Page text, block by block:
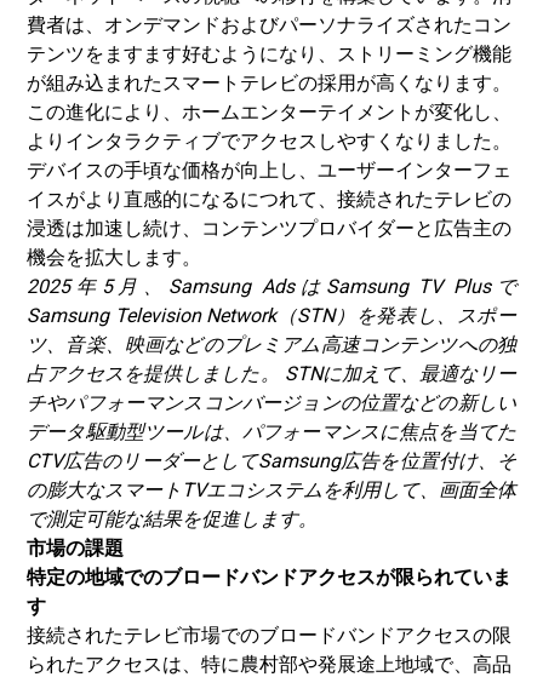
費者は、オンデマンドおよびパーソナライズされたコン
テンツをますます好むようになり、ストリーミング機能
が組み込まれたスマートテレビの採用が高くなります。
この進化により、ホームエンターテイメントが変化し、
よりインタラクティブでアクセスしやすくなりました。
デバイスの手頃な価格が向上し、ユーザーインターフェ
イスがより直感的になるにつれて、接続されたテレビの
浸透は加速し続け、コンテンツプロバイダーと広告主の
機会を拡大します。
2025年5月、Samsung AdsはSamsung TV Plusで
Samsung Television Network（STN）を発表し、スポー
ツ、音楽、映画などのプレミアム高速コンテンツへの独
占アクセスを提供しました。 STNに加えて、最適なリー
チやパフォーマンスコンバージョンの位置などの新しい
データ駆動型ツールは、パフォーマンスに焦点を当てた
CTV広告のリーダーとしてSamsung広告を位置付け、そ
の膨大なスマートTVエコシステムを利用して、画面全体
で測定可能な結果を​​促進します。
市場の課題
特定の地域でのブロードバンドアクセスが限られていま
す
接続されたテレビ市場でのブロードバンドアクセスの限
られたアクセスは、特に農村部や発展途上地域で、高品